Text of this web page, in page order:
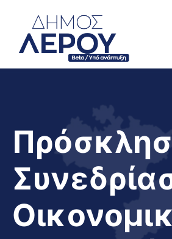
Αρχική
Διαφάνεια
Το
Νησί
Μας